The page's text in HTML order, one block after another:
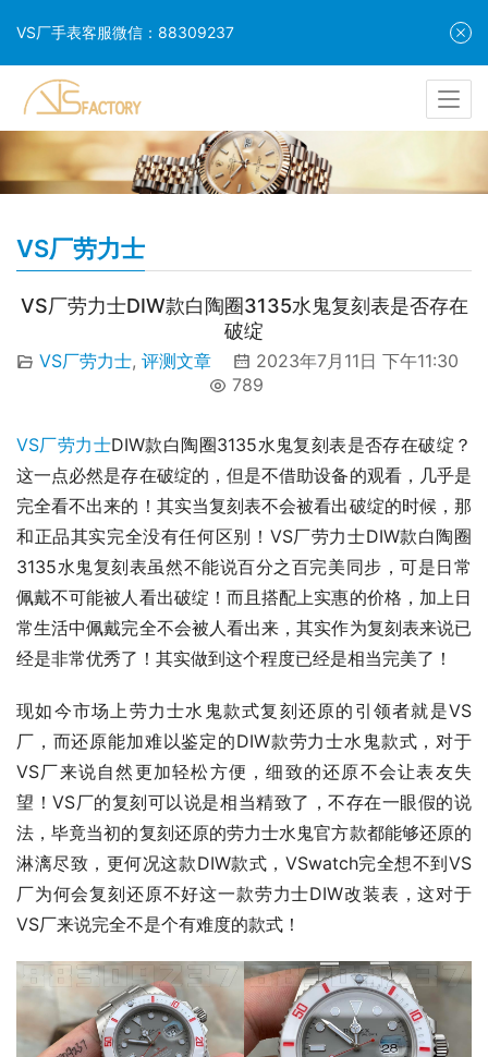
VS厂劳力士
VS厂劳力士DIW款白陶圈3135水鬼复刻表是否存在
破绽
VS厂劳力士, 评测文章
2023年7月11日 下午11:30
789
VS厂劳力士DIW款白陶圈3135水鬼复刻表是否存在破绽？
这一点必然是存在破绽的，但是不借助设备的观看，几乎是
完全看不出来的！其实当复刻表不会被看出破绽的时候，那
和正品其实完全没有任何区别！VS厂劳力士DIW款白陶圈
3135水鬼复刻表虽然不能说百分之百完美同步，可是日常
佩戴不可能被人看出破绽！而且搭配上实惠的价格，加上日
常生活中佩戴完全不会被人看出来，其实作为复刻表来说已
经是非常优秀了！其实做到这个程度已经是相当完美了！
现如今市场上劳力士水鬼款式复刻还原的引领者就是VS
厂，而还原能加难以鉴定的DIW款劳力士水鬼款式，对于
VS厂来说自然更加轻松方便，细致的还原不会让表友失
望！VS厂的复刻可以说是相当精致了，不存在一眼假的说
法，毕竟当初的复刻还原的劳力士水鬼官方款都能够还原的
淋漓尽致，更何况这款DIW款式，VSwatch完全想不到VS
厂为何会复刻还原不好这一款劳力士DIW改装表，这对于
VS厂来说完全不是个有难度的款式！
VS厂手表客服微信：88309237